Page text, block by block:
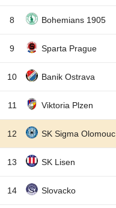
8 Bohemians 1905
9 Sparta Prague
10 Banik Ostrava
11 Viktoria Plzen
12 SK Sigma Olomouc
13 SK Lisen
14 Slovacko